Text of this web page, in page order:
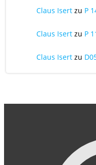
Claus Isert zu P
Claus Isert zu P
Claus Isert zu